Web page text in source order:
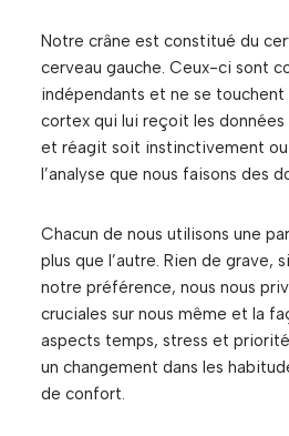
Notre crâne est constitué du
cerveau gauche. Ceux-ci sont
indépendants et ne se touchent
cortex qui lui reçoit les données
et réagit soit instinctivement
l’analyse que nous faisons des
Chacun de nous utilisons une
plus que l’autre. Rien de grave,
notre préférence, nous nous
cruciales sur nous même et la
aspects temps, stress et
un changement dans les
de confort.